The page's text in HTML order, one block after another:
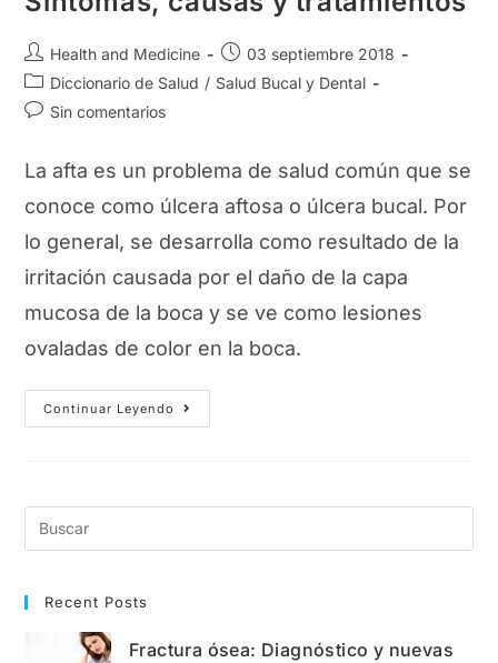
Autor
de
la
entrada:
Health and Medicine
Publicación
de
03 septiembre 2018
Categoría
de
Diccionario de Salud / Salud Bucal y Dental
Comentarios
entrada:
Sin comentarios
La afta es un problema de salud común que se
conoce como úlcera aftosa o úlcera bucal. Por
lo general, se desarrolla como resultado de la
irritación causada por el daño de la capa
mucosa de la boca y se ve como lesiones
ovaladas de color en la boca.
Continuar Leyendo
¿Qué
Es
Y
Recent Posts
Fractura ósea: Diagnóstico y nuevas